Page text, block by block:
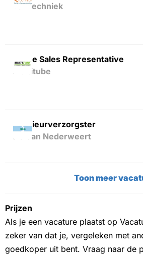
Tal Techniek
Inside Sales Representative
Multitube
Interieurverzorgster
2Clean Nederweert
Toon meer
Prijzen
Als je een vacature plaatst op
zeker van dat je, vergeleken met
goedkoper uit bent. Vraag naar de